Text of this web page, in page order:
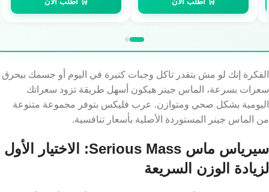
الفكرة إنك لو مش بتقدر تاكل وجبات كتيرة في اليوم أو جسمك بيحرق
سعرات بسرعة، الماس جينر هيكون أسهل طريقة تزود سعراتك
اليومية بشكل صحي ومتوازن. عرب فليكس بتوفر مجموعة متنوعة
من الماس جينر المستوردة الأصلية بأسعار تنافسية.
سيرياس ماس Serious Mass: الاختيار الأول
لزيادة الوزن السريعة